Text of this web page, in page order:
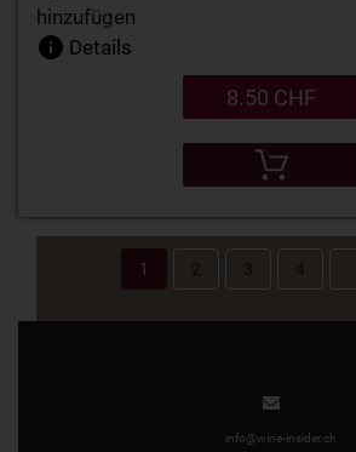
hinzufügen
Details
8.50 CHF
1
info@wine-insider.ch